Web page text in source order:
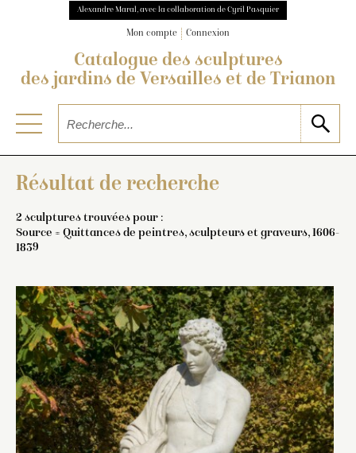
Alexandre Maral, avec la collaboration de Cyril Pasquier
Mon compte Connexion
Catalogue des sculptures
des jardins de Versailles et de Trianon
Résultat de recherche
2 sculptures trouvées pour :
Source = Quittances de peintres, sculpteurs et graveurs, 1606-
1839